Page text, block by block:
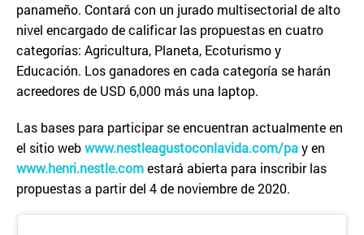
panameño. Contará con un jurado multisectorial de alto
nivel encargado de calificar las propuestas en cuatro
categorías: Agricultura, Planeta, Ecoturismo y
Educación. Los ganadores en cada categoría se harán
acreedores de USD 6,000 más una laptop.
Las bases para participar se encuentran actualmente en
el sitio webwww.nestleagustoconlavida.com/pay en
www.henri.nestle.comestará abierta para inscribir las
propuestas a partir del 4 de noviembre de 2020.